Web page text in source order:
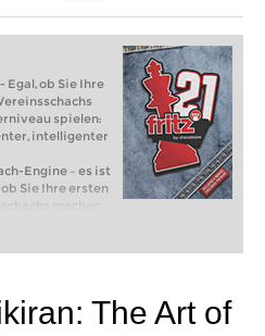
ob Sie Ihre
spielen:
intelligenter
Engine – es ist
Sie Ihre ersten
machen
Mit
intelligenter und
The Art of